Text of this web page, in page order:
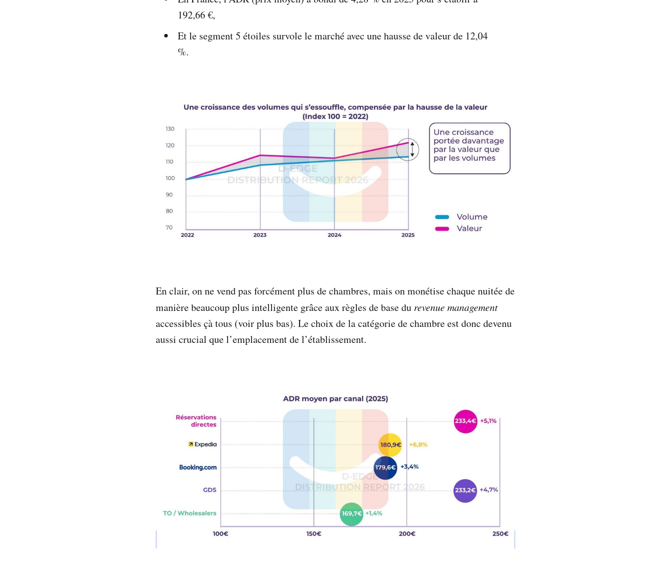
192,66 €,
Et le segment 5 étoiles survole le marché avec une hausse de valeur de 12,04
%.
En clair, on ne vend pas forcément plus de chambres, mais on monétise chaque nuitée de
manière beaucoup plus intelligente grâce aux règles de base du revenue management
accessibles çà tous (voir plus bas). Le choix de la catégorie de chambre est donc devenu
aussi crucial que l’emplacement de l’établissement.